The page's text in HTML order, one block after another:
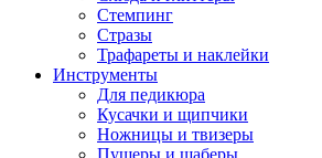
Стемпинг
Стразы
Трафареты и наклейки
Инструменты
Для педикюра
Кусачки и щипчики
Ножницы и твизеры
Пушеры и шаберы